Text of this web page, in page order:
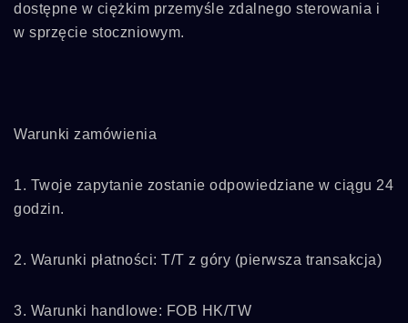
dostępne w ciężkim przemyśle zdalnego sterowania i
w sprzęcie stoczniowym.
Warunki zamówienia
1. Twoje zapytanie zostanie odpowiedziane w ciągu 24
godzin.
2. Warunki płatności: T/T z góry (pierwsza transakcja)
3. Warunki handlowe: FOB HK/TW